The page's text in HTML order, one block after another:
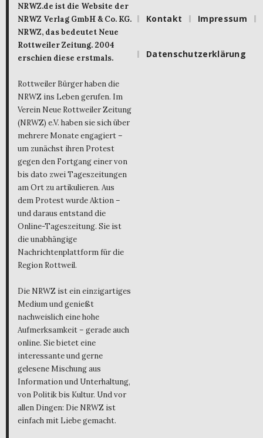
NRWZ.de ist die Website der
NRWZ Verlag GmbH & Co. KG.
NRWZ, das bedeutet Neue
Rottweiler Zeitung. 2004
erschien diese erstmals.
Rottweiler Bürger haben die
NRWZ ins Leben gerufen. Im
Verein Neue Rottweiler Zeitung
(NRWZ) e.V. haben sie sich über
mehrere Monate engagiert –
um zunächst ihren Protest
gegen den Fortgang einer von
bis dato zwei Tageszeitungen
am Ort zu artikulieren. Aus
dem Protest wurde Aktion –
und daraus entstand die
Online-Tageszeitung. Sie ist
die unabhängige
Nachrichtenplattform für die
Region Rottweil.
Die NRWZ ist ein einzigartiges
Medium und genießt
nachweislich eine hohe
Aufmerksamkeit – gerade auch
online. Sie bietet eine
interessante und gerne
gelesene Mischung aus
Information und Unterhaltung,
von Politik bis Kultur. Und vor
allen Dingen: Die NRWZ ist
einfach mit Liebe gemacht.
Kontakt Impressum
Datenschutzerklärung